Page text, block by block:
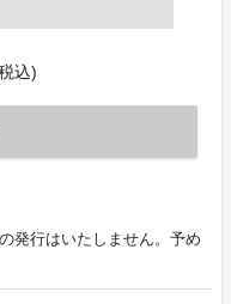
込)
発行はいたしません。予め